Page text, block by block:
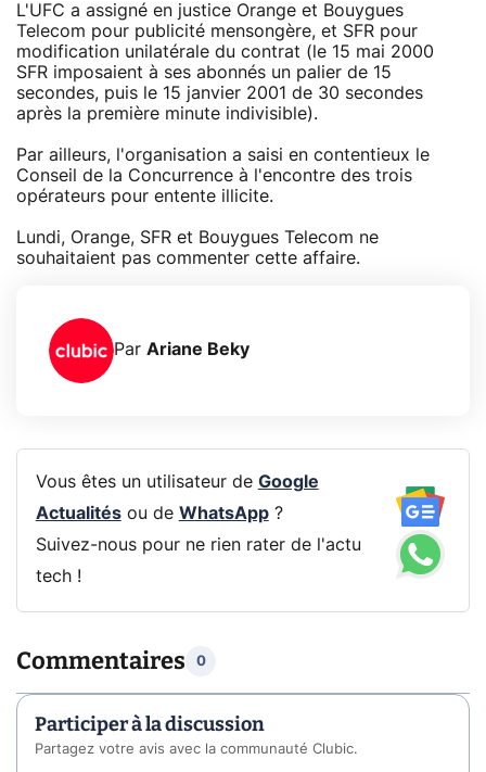
L'UFC a assigné en justice Orange et Bouygues
Telecom pour publicité mensongère, et SFR pour
modification unilatérale du contrat (le 15 mai 2000
SFR imposaient à ses abonnés un palier de 15
secondes, puis le 15 janvier 2001 de 30 secondes
après la première minute indivisible).
Par ailleurs, l'organisation a saisi en contentieux le
Conseil de la Concurrence à l'encontre des trois
opérateurs pour entente illicite.
Lundi, Orange, SFR et Bouygues Telecom ne
souhaitaient pas commenter cette affaire.
Par Ariane Beky
Vous êtes un utilisateur de Google
Actualitésou de WhatsApp?
Suivez-nous pour ne rien rater de l'actu
tech !
Commentaires 0
Participer à la discussion
Partagez votre avis avec la communauté Clubic.